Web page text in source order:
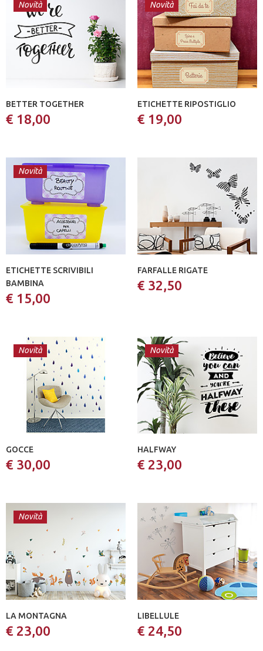
Novità
BETTER TOGETHER
€ 18,00
Novità
ETICHETTE RIPOSTIGLIO
€ 19,00
Novità
ETICHETTE SCRIVIBILI
BAMBINA
€ 15,00
FARFALLE RIGATE
€ 32,50
Novità
GOCCE
€ 30,00
Novità
HALFWAY
€ 23,00
Novità
LA MONTAGNA
€ 23,00
LIBELLULE
€ 24,50